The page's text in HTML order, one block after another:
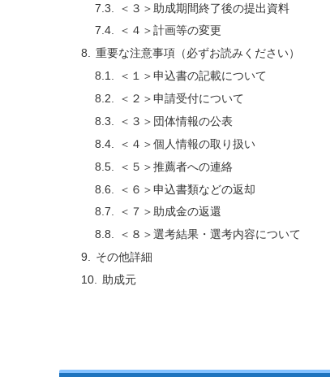
＜３＞助成期間終了後の提出資料
＜４＞計画等の変更
重要な注意事項（必ずお読みください）
＜１＞申込書の記載について
＜２＞申請受付について
＜３＞団体情報の公表
＜４＞個人情報の取り扱い
＜５＞推薦者への連絡
＜６＞申込書類などの返却
＜７＞助成金の返還
＜８＞選考結果・選考内容について
その他詳細
助成元